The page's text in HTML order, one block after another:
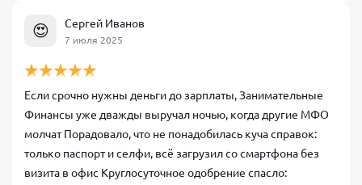
😍 Сергей Иванов
7 июля 2025
Если срочно нужны деньги до зарплаты, Занимательные
Финансы уже дважды выручал ночью, когда другие МФО
молчат Порадовало, что не понадобилась куча справок:
только паспорт и селфи, всё загрузил со смартфона без
визита в офис Круглосуточное одобрение спасло: